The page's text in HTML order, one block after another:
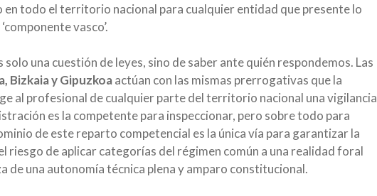
todo el territorio nacional para cualquier entidad que presente lo
vasco’.
una cuestión de leyes, sino de saber ante quién respondemos. Las
Bizkaia y Gipuzkoaactúan con las mismas prerrogativas que la
al profesional de cualquier parte del territorio nacional una vigilancia
es la competente para inspeccionar, pero sobre todo para
de este reparto competencial es la única vía para garantizar la
riesgo de aplicar categorías del régimen común a una realidad foral
de una autonomía técnica plena y amparo constitucional.